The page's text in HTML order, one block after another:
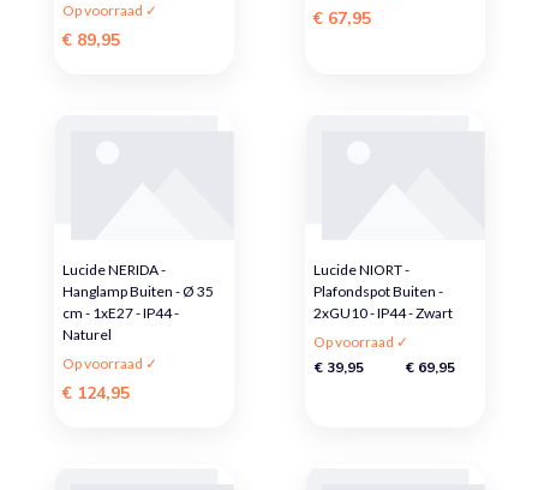
Op voorraad ✓
€ 89,95
€ 67,95
Lucide NERIDA -
Hanglamp Buiten - Ø 35
cm - 1xE27 - IP44 -
Naturel
Op voorraad ✓
€ 124,95
Lucide NIORT -
Plafondspot Buiten -
2xGU10 - IP44 - Zwart
Op voorraad ✓
€ 39,95 € 69,95